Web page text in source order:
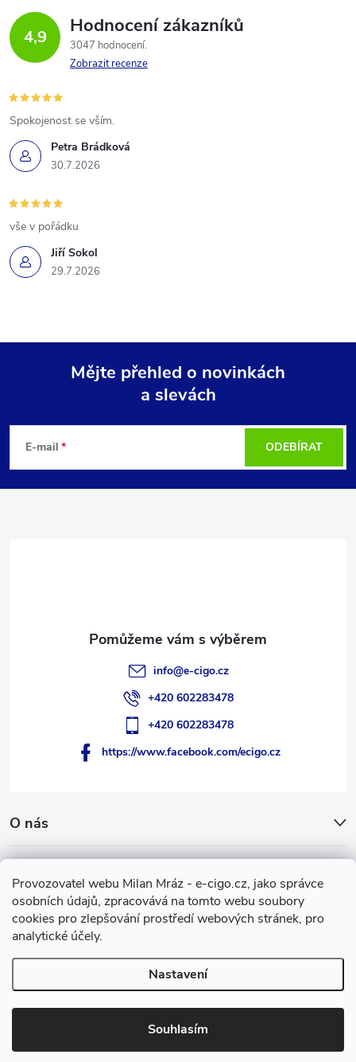
Provozovatel webu Milan Mráz - e-cigo.cz, jako správce
osobních údajů, zpracovává na tomto webu soubory
cookies pro zlepšování prostředí webových stránek, pro
analytické účely.
Nastavení
Souhlasím
4,9 Hodnocení zákazníků
3047 hodnocení
Zobrazit recenze
Petra Brádková
30.7.2026
Spokojenost se vším.
Jiří Sokol
29.7.2026
vše v pořádku
p
Mějte přehled o novinkách
a slevách
E-mail ODEBÍRAT
O nás
Facebook
info@e-cigo.cz
+420 602283478
+420 602283478
https://www.facebook.com/ecigo.cz
Vytvořil Shoptet
Copyright 2007-2026e-cigo.cz. Všechna práva vyhrazena.